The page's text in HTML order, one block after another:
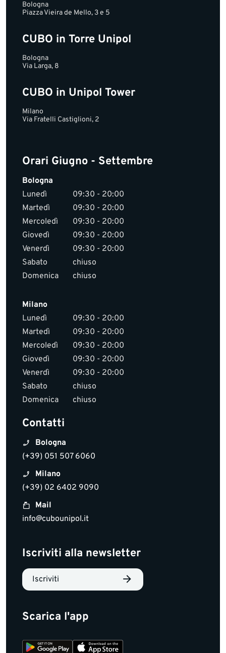
Bologna
Piazza Vieira de Mello, 3 e 5
CUBO in Torre Unipol
Bologna
Via Larga, 8
CUBO in Unipol Tower
Milano
Via Fratelli Castiglioni, 2
Orari Giugno - Settembre
Bologna
Lunedì
09:30 - 20:00
Martedì
09:30 - 20:00
Mercoledì
09:30 - 20:00
Giovedì
09:30 - 20:00
Venerdì
09:30 - 20:00
Sabato
chiuso
Domenica
chiuso
Milano
Lunedì
09:30 - 20:00
Martedì
09:30 - 20:00
Mercoledì
09:30 - 20:00
Giovedì
09:30 - 20:00
Venerdì
09:30 - 20:00
Sabato
chiuso
Domenica
chiuso
Contatti
Bologna
(+39) 051 507 6060
Milano
(+39) 02 6402 9090
Mail
info@cubounipol.it
Iscriviti alla newsletter
Iscriviti
Scarica l'app